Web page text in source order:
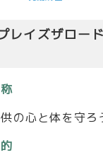
レイズザロー
の心と体を守ろ